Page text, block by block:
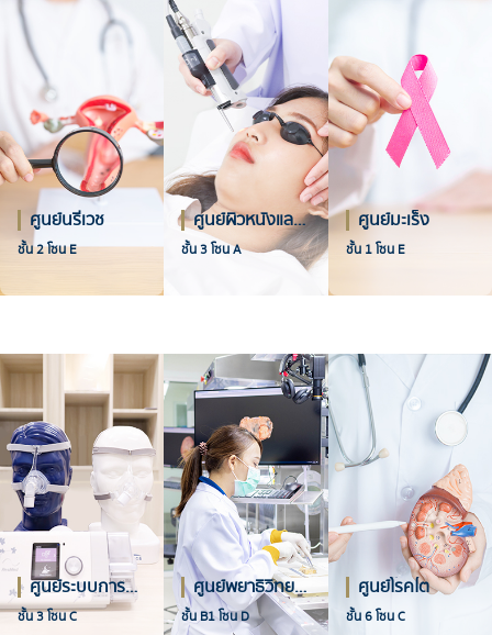
ศูนย์นรีเวช
ชั้น 2 โซน E
ศูนย์ผิวหนังและศัลยกรรมตกแต่ง
ชั้น 3 โซน A
ศูนย์มะเร็ง
ชั้น 1 โซน E
ศูนย์ระบบการหายใจ
ชั้น 3 โซน C
ศูนย์พยาธิวิทยาดิจิทัล
ชั้น B1 โซน D
ศูนย์โรคไต
ชั้น 6 โซน C